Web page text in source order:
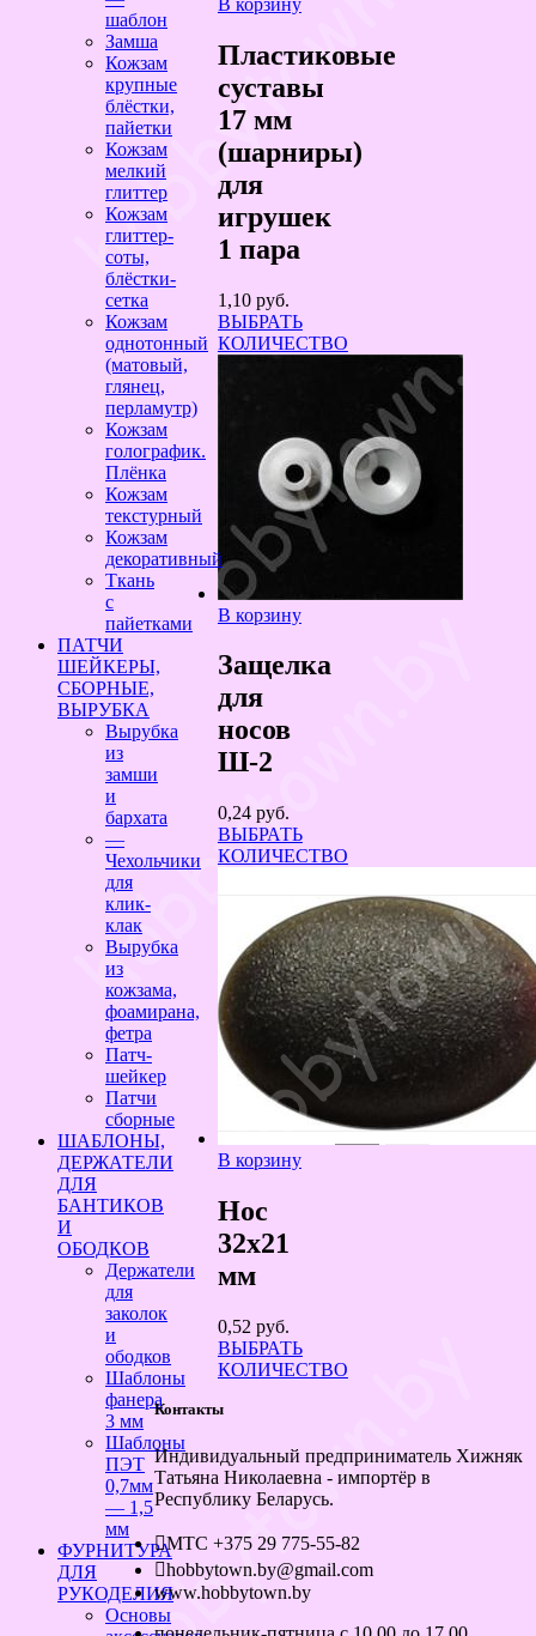
Пластиковые
суставы
17 мм
(шарниры)
для
игрушек
1 пара
1,10 руб.
ВЫБРАТЬ
КОЛИЧЕСТВО
В корзину
Защелка
для
носов
Ш-2
0,24 руб.
ВЫБРАТЬ
КОЛИЧЕСТВО
В корзину
Нос
32х21
мм
0,52 руб.
ВЫБРАТЬ
КОЛИЧЕСТВО
шаблон
Замша
Кожзам
крупные
блёстки,
пайетки
Кожзам
мелкий
глиттер
Кожзам
глиттер-
соты,
блёстки-
сетка
Кожзам
однотонный
(матовый,
глянец,
перламутр)
Кожзам
голографик.
Плёнка
Кожзам
текстурный
Кожзам
декоративный
Ткань
с
пайетками
ПАТЧИ
ШЕЙКЕРЫ,
СБОРНЫЕ,
ВЫРУБКА
Вырубка
из
замши
и
бархата
—
Чехольчики
для
клик-
клак
Вырубка
из
кожзама,
фоамирана,
фетра
Патч-
шейкер
Патчи
сборные
ШАБЛОНЫ,
ДЕРЖАТЕЛИ
ДЛЯ
БАНТИКОВ
И
ОБОДКОВ
Держатели
для
заколок
и
ободков
Шаблоны
фанера
3 мм
Шаблоны
ПЭТ
0,7мм
— 1,5
мм
ФУРНИТУРА
ДЛЯ
РУКОДЕЛИЯ
Основы
Контакты
Индивидуальный предприниматель Хижняк
Татьяна Николаевна - импортёр в
Республику Беларусь.
МТС +375 29 775-55-82
hobbytown.by@gmail.com
www.hobbytown.by